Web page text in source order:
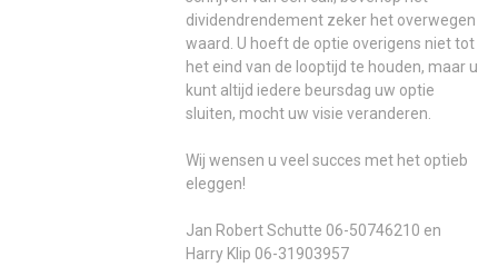
dividendrendement zeker het overwegen
waard. U hoeft de optie overigens niet tot
het eind van de looptijd te houden, maar u
kunt altijd iedere beursdag uw optie
sluiten, mocht uw visie veranderen.
Wij wensen u veel succes met het optieb
eleggen!
Jan Robert Schutte 06-50746210 en
Harry Klip 06-31903957